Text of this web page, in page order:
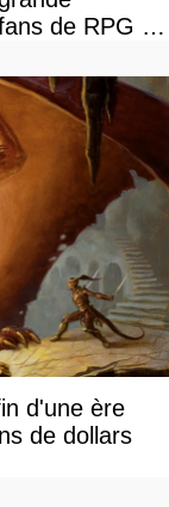
de RPG en
d'une ère
de dollars